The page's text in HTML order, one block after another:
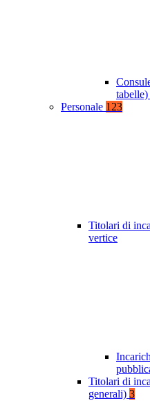
tabelle)
Personale 123
Titolari di
vertice
Titolari di
generali) 3